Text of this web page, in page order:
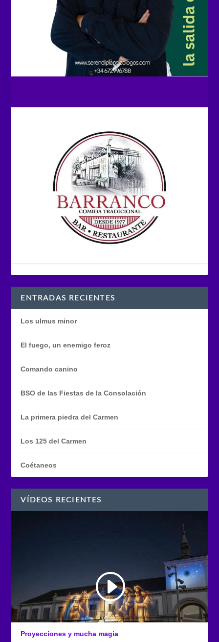
ENTRADAS RECIENTES
Los ulmus minor
El fuego, un enemigo feroz
Comando canino
BSO de las Fiestas de la Consolación
La primera piedra del Carmen
Los 125 del Carmen
Coétaneos
VÍDEOS RECIENTES
Proyecciones y mucha magia